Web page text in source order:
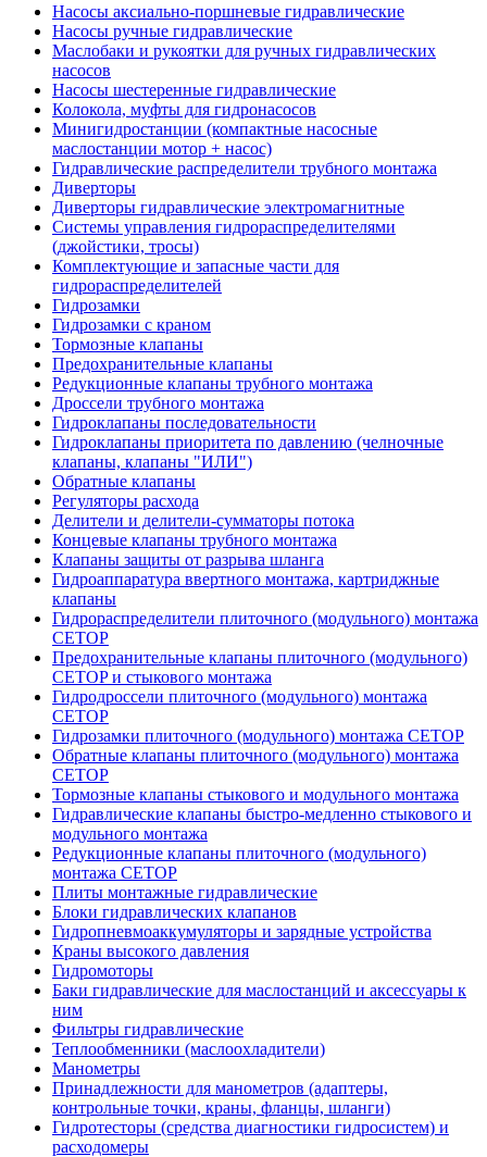
Насосы аксиально-поршневые гидравлические
Насосы ручные гидравлические
Маслобаки и рукоятки для ручных гидравлических
насосов
Насосы шестеренные гидравлические
Колокола, муфты для гидронасосов
Минигидростанции (компактные насосные
маслостанции мотор + насос)
Гидравлические распределители трубного монтажа
Диверторы
Диверторы гидравлические электромагнитные
Системы управления гидрораспределителями
(джойстики, тросы)
Комплектующие и запасные части для
гидрораспределителей
Гидрозамки
Гидрозамки с краном
Тормозные клапаны
Предохранительные клапаны
Редукционные клапаны трубного монтажа
Дроссели трубного монтажа
Гидроклапаны последовательности
Гидроклапаны приоритета по давлению (челночные
клапаны, клапаны "ИЛИ")
Обратные клапаны
Регуляторы расхода
Делители и делители-сумматоры потока
Концевые клапаны трубного монтажа
Клапаны защиты от разрыва шланга
Гидроаппаратура ввертного монтажа, картриджные
клапаны
Гидрораспределители плиточного (модульного) монтажa
CETOP
Предохранительные клапаны плиточного (модульного)
CETOP и стыкового монтажа
Гидродроссели плиточного (модульного) монтажа
CETOP
Гидрозамки плиточного (модульного) монтажа CETOP
Обратные клапаны плиточного (модульного) монтажа
CETOP
Тормозные клапаны стыкового и модульного монтажа
Гидравлические клапаны быстро-медленно стыкового и
модульного монтажа
Редукционные клапаны плиточного (модульного)
монтажа CETOP
Плиты монтажные гидравлические
Блоки гидравлических клапанов
Гидропневмоаккумуляторы и зарядные устройства
Краны высокого давления
Гидромоторы
Баки гидравлические для маслостанций и аксессуары к
ним
Фильтры гидравлические
Теплообменники (маслоохладители)
Манометры
Принадлежности для манометров (адаптеры,
контрольные точки, краны, фланцы, шланги)
Гидротесторы (средства диагностики гидросистем) и
расходомеры